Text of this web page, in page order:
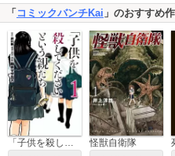
「 コミックバンチKai 」のおすすめ
「子供を殺してください」という親たち 怪獣自衛隊